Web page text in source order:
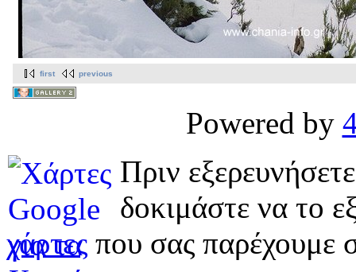
first previous
Powered by
Πριν
δοκιμάστε να το
χάρτες που σας παρέχουμε